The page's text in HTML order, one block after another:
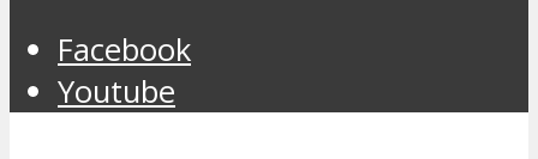
Facebook
Youtube